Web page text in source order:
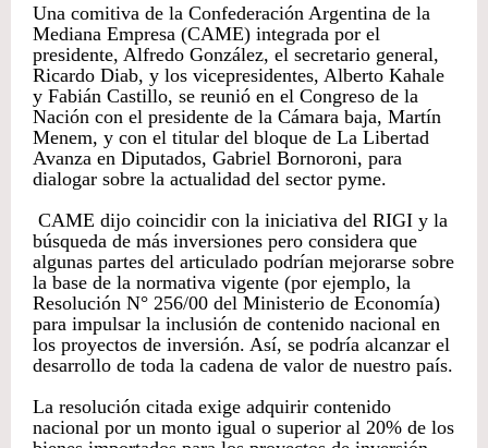
Una comitiva de la Confederación Argentina de la
Mediana Empresa (CAME) integrada por el
presidente, Alfredo González, el secretario general,
Ricardo Diab, y los vicepresidentes, Alberto Kahale
y Fabián Castillo, se reunió en el Congreso de la
Nación con el presidente de la Cámara baja, Martín
Menem, y con el titular del bloque de La Libertad
Avanza en Diputados, Gabriel Bornoroni, para
dialogar sobre la actualidad del sector pyme.
CAME dijo coincidir con la iniciativa del RIGI y la
búsqueda de más inversiones pero considera que
algunas partes del articulado podrían mejorarse sobre
la base de la normativa vigente (por ejemplo, la
Resolución N° 256/00 del Ministerio de Economía)
para impulsar la inclusión de contenido nacional en
los proyectos de inversión. Así, se podría alcanzar el
desarrollo de toda la cadena de valor de nuestro país.
La resolución citada exige adquirir contenido
nacional por un monto igual o superior al 20% de los